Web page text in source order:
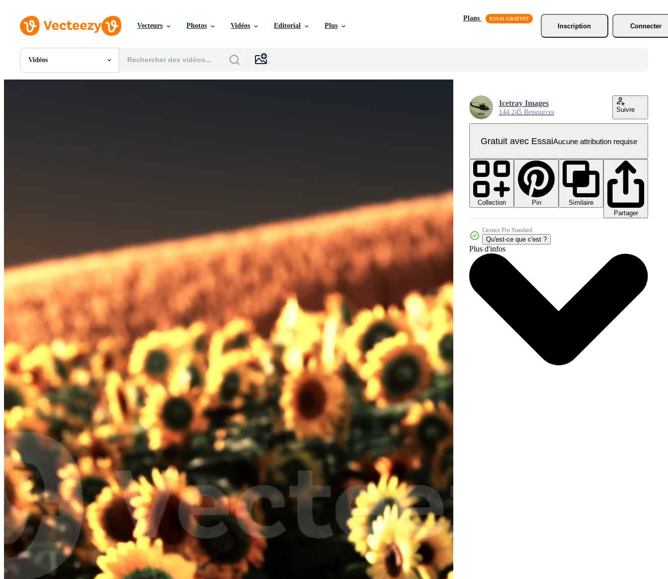
Vecteurs Photos Vidéos Editorial Plus
Plans
Inscription
Connecter
Vidéos
Toutes Images
Icetray Images
144 245 Ressources Suivre
Gratuit avec EssaiAucune attribution requise
Collection Pin
Similaire
Partager
Licence Pro Standard
Qu'est-ce que c'est ?
Plus d'infos